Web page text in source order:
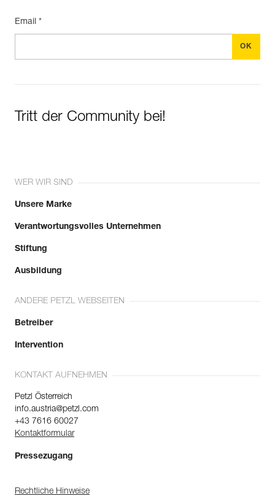
Email *
Tritt der Community bei!
WER WIR SIND
Unsere Marke
Verantwortungsvolles Unternehmen
Stiftung
Ausbildung
ANDERE PETZL WEBSEITEN
Betreiber
Intervention
KONTAKT AUFNEHMEN
Petzl Österreich
info.austria@petzl.com
+43 7616 60027
Kontaktformular
Pressezugang
Rechtliche Hinweise